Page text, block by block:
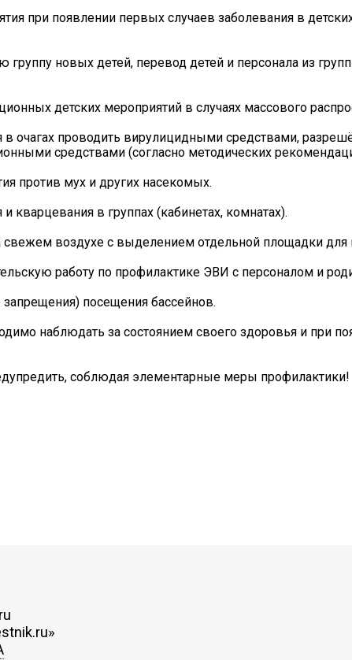
при появлении первых случаев заболевания в
группу новых детей, перевод детей и персонала из
детских мероприятий в случаях массового
очагах проводить вирулицидными средствами,
средствами (согласно методических
против мух и других насекомых.
кварцевания в группах (кабинетах, комнатах).
свежем воздухе с выделением отдельной площадки для
работу по профилактике ЭВИ с персоналом и
посещения бассейнов.
наблюдать за состоянием своего здоровья и при
соблюдая элементарные меры профилактики!